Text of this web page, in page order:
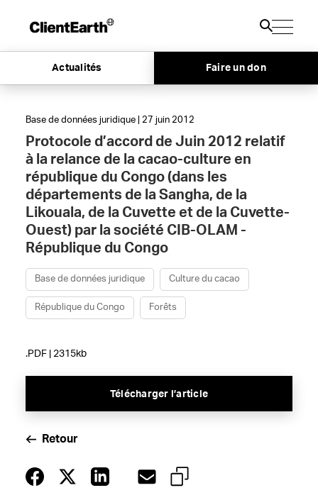
Actualités Faire un don
Base de données juridique | 27 juin 2012
Protocole d’accord de Juin 2012 relatif
à la relance de la cacao-culture en
république du Congo (dans les
départements de la Sangha, de la
Likouala, de la Cuvette et de la Cuvette-
Ouest) par la société CIB-OLAM -
République du Congo
Base de données juridique Culture du cacao
République du Congo Forêts
.PDF | 2315kb
Télécharger l’article
Retour